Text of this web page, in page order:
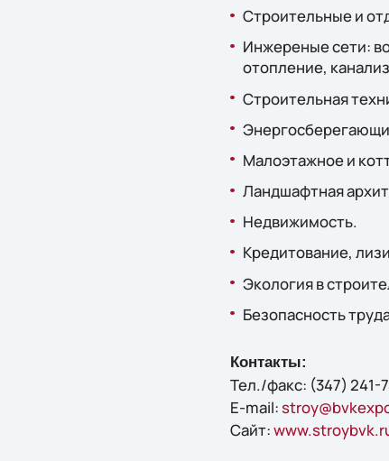
Строительные и
Инжереные сети:
отопление,
Строительная
Малоэтажное и
Ландшафтная
Недвижимость.
Кредитование,
Экология в
Безопасность
Контакты:
Тел./факс: (347) 241-
E-mail:
Сайт: